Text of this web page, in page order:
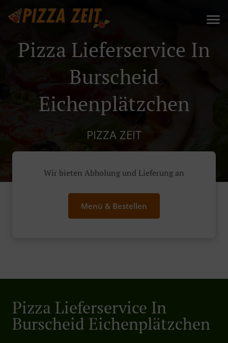
Pizza Lieferservice In
Burscheid
Eichenplätzchen
PIZZA ZEIT
Wir bieten Abholung und Lieferung an
Menü & Bestellen
Pizza Lieferservice In
Burscheid Eichenplätzchen